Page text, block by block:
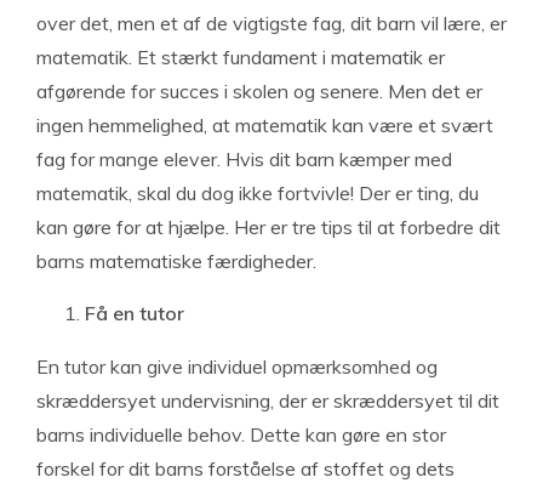
over det, men et af de vigtigste fag, dit barn vil lære, er
matematik. Et stærkt fundament i matematik er
afgørende for succes i skolen og senere. Men det er
ingen hemmelighed, at matematik kan være et svært
fag for mange elever. Hvis dit barn kæmper med
matematik, skal du dog ikke fortvivle! Der er ting, du
kan gøre for at hjælpe. Her er tre tips til at forbedre dit
barns matematiske færdigheder.
Få en tutor
En tutor kan give individuel opmærksomhed og
skræddersyet undervisning, der er skræddersyet til dit
barns individuelle behov. Dette kan gøre en stor
forskel for dit barns forståelse af stoffet og dets